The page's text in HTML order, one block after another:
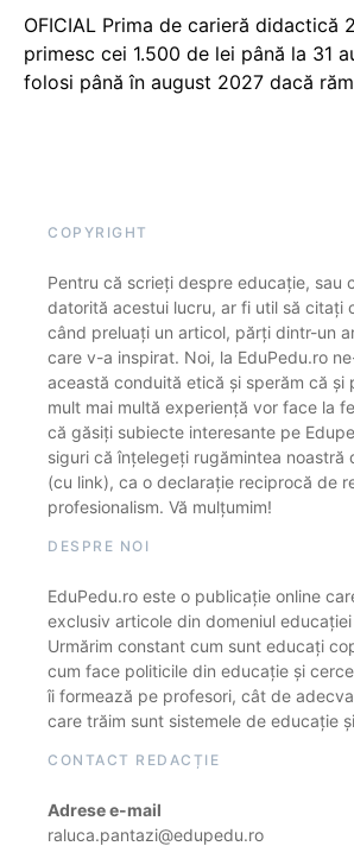
OFICIAL Prima de carieră didactică
primesc cei 1.500 de lei până la 31
folosi până în august 2027 dacă
COPYRIGHT
Pentru că scrieți despre educație, sau
datorită acestui lucru, ar fi util să citați
când preluați un articol, părți dintr-un
care v-a inspirat. Noi, la EduPedu.ro
această conduită etică și sperăm că și
mult mai multă experiență vor face la
că găsiți subiecte interesante pe
siguri că înțelegeți rugămintea noastră
(cu link), ca o declarație reciprocă de
profesionalism. Vă mulțumim!
DESPRE NOI
EduPedu.ro este o publicație online
exclusiv articole din domeniul
Urmărim constant cum sunt educați
cum face politicile din educație și
îi formează pe profesori, cât de
care trăim sunt sistemele de educație
CONTACT REDACȚIE
Adrese e-mail
raluca.pantazi@edupedu.ro